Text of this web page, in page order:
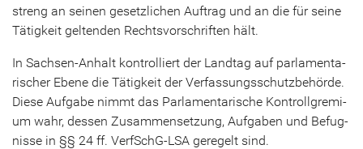
streng an sei­nen ge­setz­li­chen Auf­trag und an die für seine
Tä­tig­keit gel­ten­den Rechts­vor­schrif­ten hält.
In Sachsen-​Anhalt kon­trol­liert der Land­tag auf par­la­men­ta­
ri­scher Ebene die Tä­tig­keit der Ver­fas­sungs­schutz­be­hör­de.
Diese Auf­ga­be nimmt das Par­la­men­ta­ri­sche Kon­troll­gre­mi­
um wahr, des­sen Zu­sam­men­set­zung, Auf­ga­ben und Be­fug­
nis­se in §§ 24 ff. VerfSchG-​LSA ge­re­gelt sind.